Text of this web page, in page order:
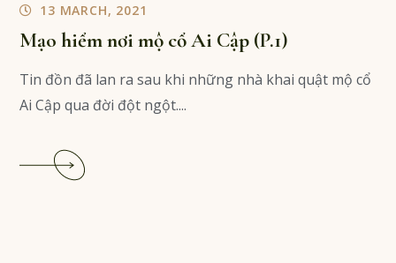
13 MARCH, 2021
Mạo hiểm nơi mộ cổ Ai Cập (P.1)
Tin đồn đã lan ra sau khi những nhà khai quật mộ cổ
Ai Cập qua đời đột ngột....